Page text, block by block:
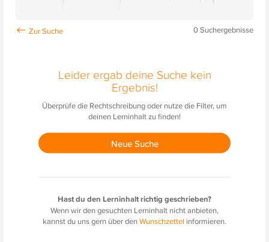
0Suchergebnisse
Leider ergab deine Suche kein
Ergebnis!
Überprüfe die Rechtschreibung oder nutze die Filter, um
deinen Lerninhalt zu finden!
Neue Suche
Hast du den Lerninhalt richtig geschrieben?
Wenn wir den gesuchten Lerninhalt nicht anbieten,
kannst du uns gern über denWunschzettel informieren.